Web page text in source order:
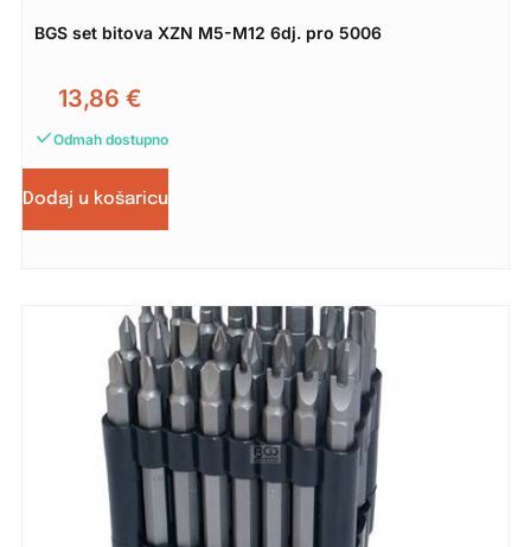
BGS set bitova XZN M5-M12 6dj. pro 5006
13,86 €
Odmah dostupno
Dodaj u košaricu